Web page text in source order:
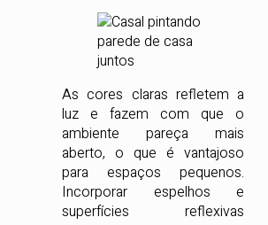
As cores claras refletem a
luz e fazem com que o
ambiente pareça mais
aberto, o que é vantajoso
para espaços pequenos.
Incorporar espelhos e
superfícies reflexivas